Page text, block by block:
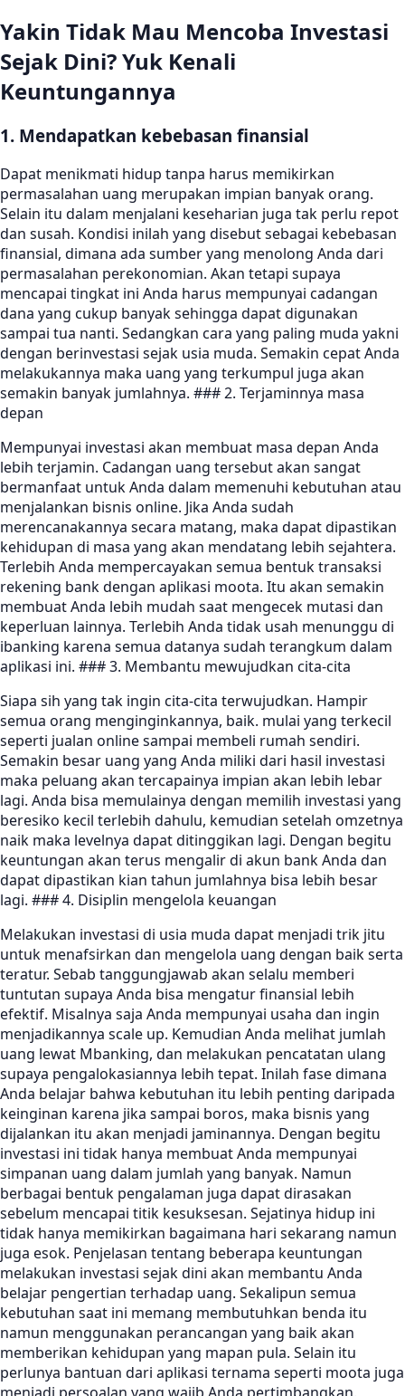
Yakin Tidak Mau Mencoba Investasi
Sejak Dini? Yuk Kenali
Keuntungannya
1. Mendapatkan kebebasan finansial
Dapat menikmati hidup tanpa harus memikirkan
permasalahan uang merupakan impian banyak orang.
Selain itu dalam menjalani keseharian juga tak perlu repot
dan susah. Kondisi inilah yang disebut sebagai kebebasan
finansial, dimana ada sumber yang menolong Anda dari
permasalahan perekonomian. Akan tetapi supaya
mencapai tingkat ini Anda harus mempunyai cadangan
dana yang cukup banyak sehingga dapat digunakan
sampai tua nanti. Sedangkan cara yang paling muda yakni
dengan berinvestasi sejak usia muda. Semakin cepat Anda
melakukannya maka uang yang terkumpul juga akan
semakin banyak jumlahnya. ### 2. Terjaminnya masa
depan
Mempunyai investasi akan membuat masa depan Anda
lebih terjamin. Cadangan uang tersebut akan sangat
bermanfaat untuk Anda dalam memenuhi kebutuhan atau
menjalankan bisnis online. Jika Anda sudah
merencanakannya secara matang, maka dapat dipastikan
kehidupan di masa yang akan mendatang lebih sejahtera.
Terlebih Anda mempercayakan semua bentuk transaksi
rekening bank dengan aplikasi moota. Itu akan semakin
membuat Anda lebih mudah saat mengecek mutasi dan
keperluan lainnya. Terlebih Anda tidak usah menunggu di
ibanking karena semua datanya sudah terangkum dalam
aplikasi ini. ### 3. Membantu mewujudkan cita-cita
Siapa sih yang tak ingin cita-cita terwujudkan. Hampir
semua orang menginginkannya, baik. mulai yang terkecil
seperti jualan online sampai membeli rumah sendiri.
Semakin besar uang yang Anda miliki dari hasil investasi
maka peluang akan tercapainya impian akan lebih lebar
lagi. Anda bisa memulainya dengan memilih investasi yang
beresiko kecil terlebih dahulu, kemudian setelah omzetnya
naik maka levelnya dapat ditinggikan lagi. Dengan begitu
keuntungan akan terus mengalir di akun bank Anda dan
dapat dipastikan kian tahun jumlahnya bisa lebih besar
lagi. ### 4. Disiplin mengelola keuangan
Melakukan investasi di usia muda dapat menjadi trik jitu
untuk menafsirkan dan mengelola uang dengan baik serta
teratur. Sebab tanggungjawab akan selalu memberi
tuntutan supaya Anda bisa mengatur finansial lebih
efektif. Misalnya saja Anda mempunyai usaha dan ingin
menjadikannya scale up. Kemudian Anda melihat jumlah
uang lewat Mbanking, dan melakukan pencatatan ulang
supaya pengalokasiannya lebih tepat. Inilah fase dimana
Anda belajar bahwa kebutuhan itu lebih penting daripada
keinginan karena jika sampai boros, maka bisnis yang
dijalankan itu akan menjadi jaminannya. Dengan begitu
investasi ini tidak hanya membuat Anda mempunyai
simpanan uang dalam jumlah yang banyak. Namun
berbagai bentuk pengalaman juga dapat dirasakan
sebelum mencapai titik kesuksesan. Sejatinya hidup ini
tidak hanya memikirkan bagaimana hari sekarang namun
juga esok. Penjelasan tentang beberapa keuntungan
melakukan investasi sejak dini akan membantu Anda
belajar pengertian terhadap uang. Sekalipun semua
kebutuhan saat ini memang membutuhkan benda itu
namun menggunakan perancangan yang baik akan
memberikan kehidupan yang mapan pula. Selain itu
perlunya bantuan dari aplikasi ternama seperti moota juga